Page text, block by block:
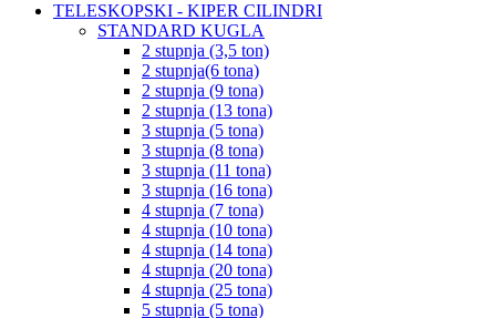
TELESKOPSKI - KIPER CILINDRI
STANDARD KUGLA
2 stupnja (3,5 ton)
2 stupnja(6 tona)
2 stupnja (9 tona)
2 stupnja (13 tona)
3 stupnja (5 tona)
3 stupnja (8 tona)
3 stupnja (11 tona)
3 stupnja (16 tona)
4 stupnja (7 tona)
4 stupnja (10 tona)
4 stupnja (14 tona)
4 stupnja (20 tona)
4 stupnja (25 tona)
5 stupnja (5 tona)